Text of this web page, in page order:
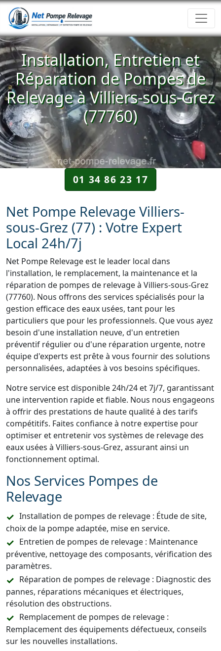
Installation, Entretien et
Réparation de Pompes de
Relevage à Villiers-sous-Grez
(77760)
01 34 86 23 17
Net Pompe Relevage Villiers-
sous-Grez (77) : Votre Expert
Local 24h/7j
Net Pompe Relevage est le leader local dans
l'installation, le remplacement, la maintenance et la
réparation de pompes de relevage à Villiers-sous-Grez
(77760). Nous offrons des services spécialisés pour la
gestion efficace des eaux usées, tant pour les
particuliers que pour les professionnels. Que vous ayez
besoin d'une installation neuve, d'un entretien
préventif régulier ou d'une réparation urgente, notre
équipe d'experts est prête à vous fournir des solutions
personnalisées, adaptées à vos besoins spécifiques.
Notre service est disponible 24h/24 et 7j/7, garantissant
une intervention rapide et fiable. Nous nous engageons
à offrir des prestations de haute qualité à des tarifs
compétitifs. Faites confiance à notre expertise pour
optimiser et entretenir vos systèmes de relevage des
eaux usées à Villiers-sous-Grez, assurant ainsi un
fonctionnement optimal.
Nos Services Pompes de
Relevage
Installation de pompes de relevage : Étude de site,
choix de la pompe adaptée, mise en service.
Entretien de pompes de relevage : Maintenance
préventive, nettoyage des composants, vérification des
paramètres.
Réparation de pompes de relevage : Diagnostic des
pannes, réparations mécaniques et électriques,
résolution des obstructions.
Remplacement de pompes de relevage :
Remplacement des équipements défectueux, conseils
sur les nouvelles installations.